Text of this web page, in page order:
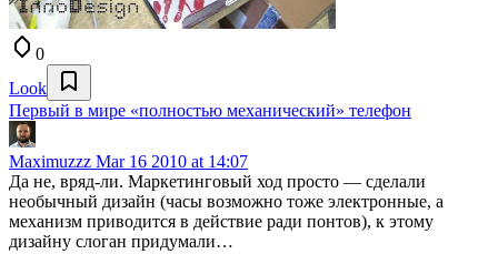
0
Look
Первый в мире «полностью механический» телефон
Maximuzzz Mar 16 2010 at 14:07
Да не, вряд-ли. Маркетинговый ход просто — сделали
необычный дизайн (часы возможно тоже электронные, а
механизм приводится в действие ради понтов), к этому
дизайну слоган придумали…